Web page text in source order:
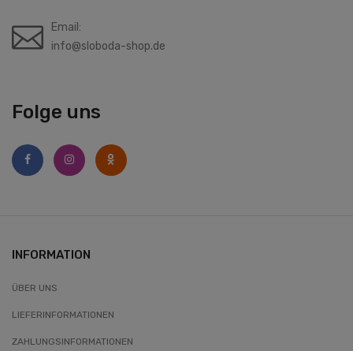
Folge uns
Email:
info@sloboda-shop.de
INFORMATION
ÜBER UNS
LIEFERINFORMATIONEN
ZAHLUNGSINFORMATIONEN